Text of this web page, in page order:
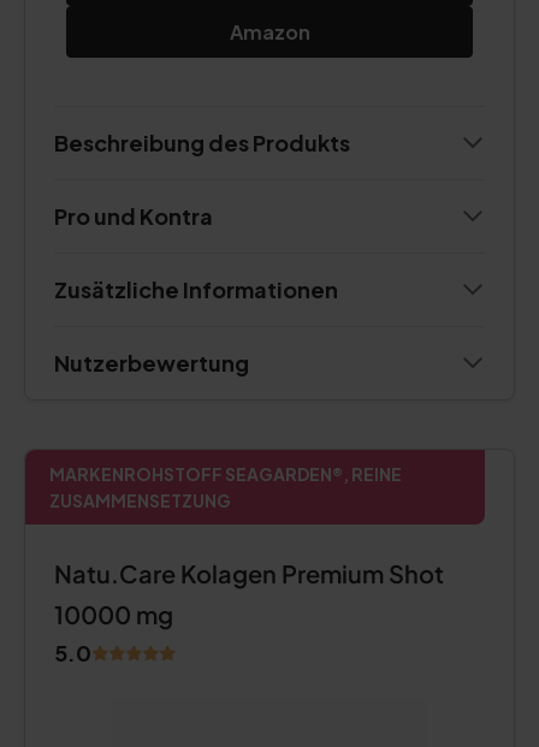
Amazon
Beschreibung des Produkts
Pro und Kontra
Zusätzliche Informationen
Nutzerbewertung
MARKENROHSTOFF SEAGARDEN®, REINE
ZUSAMMENSETZUNG
Natu.Care Kolagen Premium Shot
10000 mg
5.0